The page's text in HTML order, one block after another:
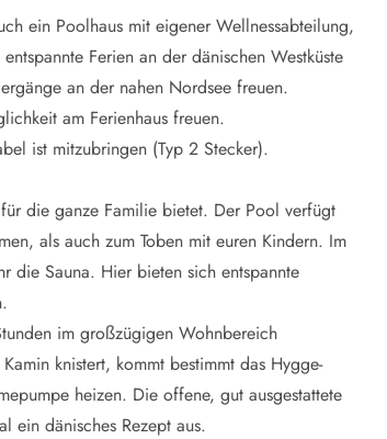
ein Poolhaus mit eigener Wellnessabteilung,
Ferien an der dänischen Westküste
an der nahen Nordsee freuen.
am Ferienhaus freuen.
ist mitzubringen (Typ 2 Stecker).
die ganze Familie bietet. Der Pool verfügt
als auch zum Toben mit euren Kindern. Im
die Sauna. Hier bieten sich entspannte
im großzügigen Wohnbereich
knistert, kommt bestimmt das Hygge-
heizen. Die offene, gut ausgestattete
ein dänisches Rezept aus.